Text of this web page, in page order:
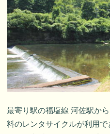
最寄り駅の福塩線 河佐駅か
料のレンタサイクルが利用